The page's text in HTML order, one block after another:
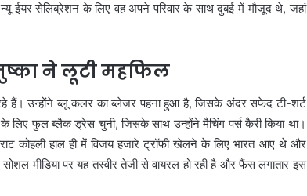
ईयर सेलिब्रेशन के लिए वह अपने परिवार के साथ दुबई में मौजूद थे, जहां
ने लूटी महफिल
रहे हैं। उन्होंने ब्लू कलर का ब्लेजर पहना हुआ है, जिसके अंदर सफेद टी-शर्ट
लिए फुल ब्लैक ड्रेस चुनी, जिसके साथ उन्होंने मैचिंग पर्स कैरी किया था।
कोहली हाल ही में विजय हजारे ट्रॉफी खेलने के लिए भारत आए थे और
मीडिया पर यह तस्वीर तेजी से वायरल हो रही है और फैंस लगातार इस